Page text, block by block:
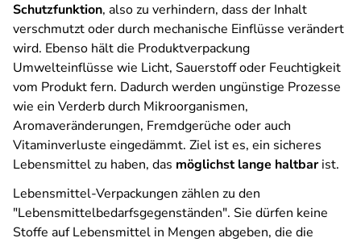
Schutzfunktion, also zu verhindern, dass der Inhalt
verschmutzt oder durch mechanische Einflüsse verändert
wird. Ebenso hält die Produktverpackung
Umwelteinflüsse wie Licht, Sauerstoff oder Feuchtigkeit
vom Produkt fern. Dadurch werden ungünstige Prozesse
wie ein Verderb durch Mikroorganismen,
Aromaveränderungen, Fremdgerüche oder auch
Vitaminverluste eingedämmt. Ziel ist es, ein sicheres
Lebensmittel zu haben, das möglichst lange haltbarist.
Lebensmittel-Verpackungen zählen zu den
"Lebensmittelbedarfsgegenständen". Sie dürfen keine
Stoffe auf Lebensmittel in Mengen abgeben, die die